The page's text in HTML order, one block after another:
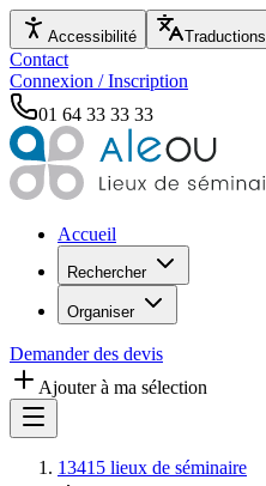
Accessibilité Traductions
Contact
Connexion / Inscription
01 64 33 33 33
Accueil
Rechercher
Organiser
Demander des devis
Ajouter à ma sélection
13415 lieux de séminaire